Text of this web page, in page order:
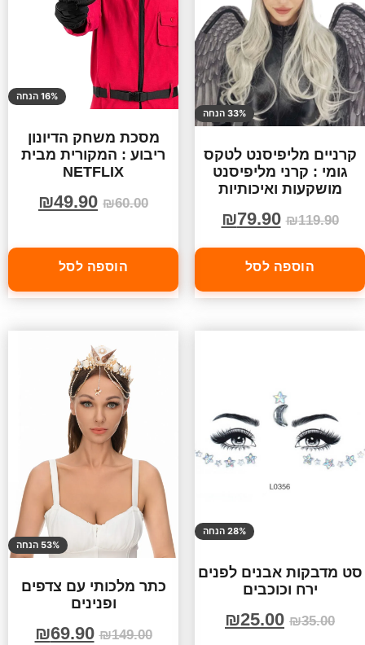
33% הנחה
קרניים מליפיסנט לטקס
גומי : קרני מליפיסנט
מושקעות ואיכותיות
₪119.90
₪79.90
הוספה לסל
16% הנחה
מסכת משחק הדיונון
ריבוע : המקורית מבית
NETFLIX
₪60.00
₪49.90
הוספה לסל
28% הנחה
סט מדבקות אבנים לפנים
ירח וכוכבים
₪35.00
₪25.00
53% הנחה
כתר מלכותי עם צדפים
ופנינים
₪149.00
₪69.90